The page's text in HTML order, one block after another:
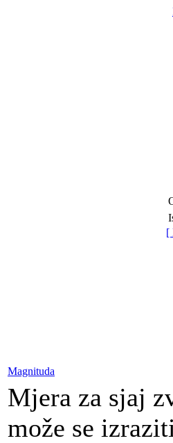
[
Magnituda
Mjera za sjaj
može se